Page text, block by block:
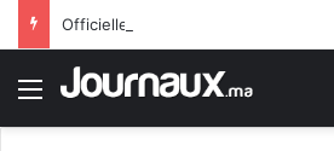
Menu